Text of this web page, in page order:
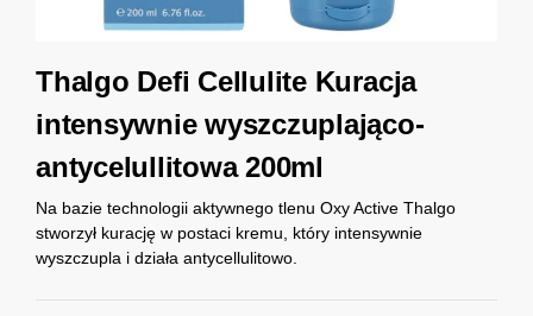
Thalgo Defi Cellulite Kuracja
intensywnie wyszczuplająco-
antycelullitowa 200ml
Na bazie technologii aktywnego tlenu Oxy Active Thalgo
stworzył kurację w postaci kremu, który intensywnie
wyszczupla i działa antycellulitowo.